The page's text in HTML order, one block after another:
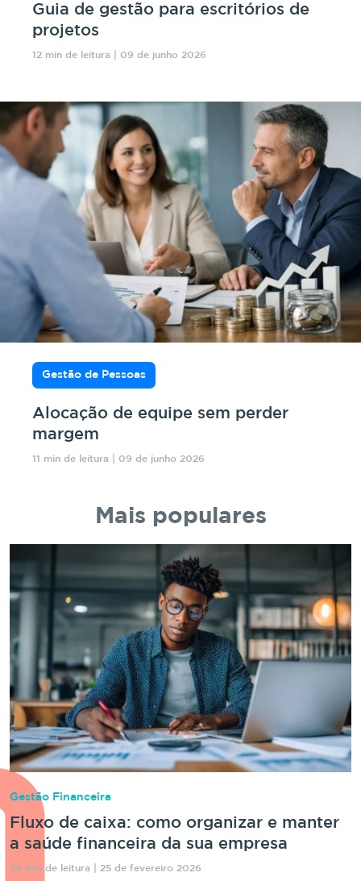
Guia de gestão para escritórios de
projetos
12 min de leitura | 09 de junho 2026
Gestão de Pessoas
Alocação de equipe sem perder
margem
11 min de leitura | 09 de junho 2026
Mais populares
Gestão Financeira
Fluxo de caixa: como organizar e manter
a saúde financeira da sua empresa
29 min de leitura | 25 de fevereiro 2026